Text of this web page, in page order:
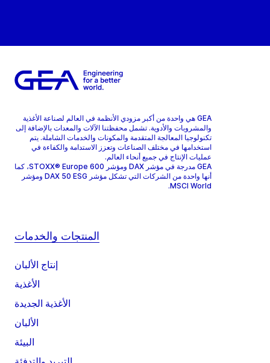
GEA هي واحدة من أكبر مزودي الأنظمة في العالم لصناعة الأغذية
والمشروبات والأدوية. تشمل محفظتنا الآلات والمعدات بالإضافة إلى
تكنولوجيا المعالجة المتقدمة والمكونات والخدمات الشاملة. يتم
استخدامها في مختلف الصناعات وتعزز الاستدامة والكفاءة في
عمليات الإنتاج في جميع أنحاء العالم.
GEA مدرجة في مؤشر DAX ومؤشر STOXX® Europe 600، كما
أنها واحدة من الشركات التي تشكل مؤشر DAX 50 ESG ومؤشر
MSCI World.
المنتجات والخدمات
إنتاج الألبان
الأغذية
الأغذية الجديدة
الألبان
البيئة